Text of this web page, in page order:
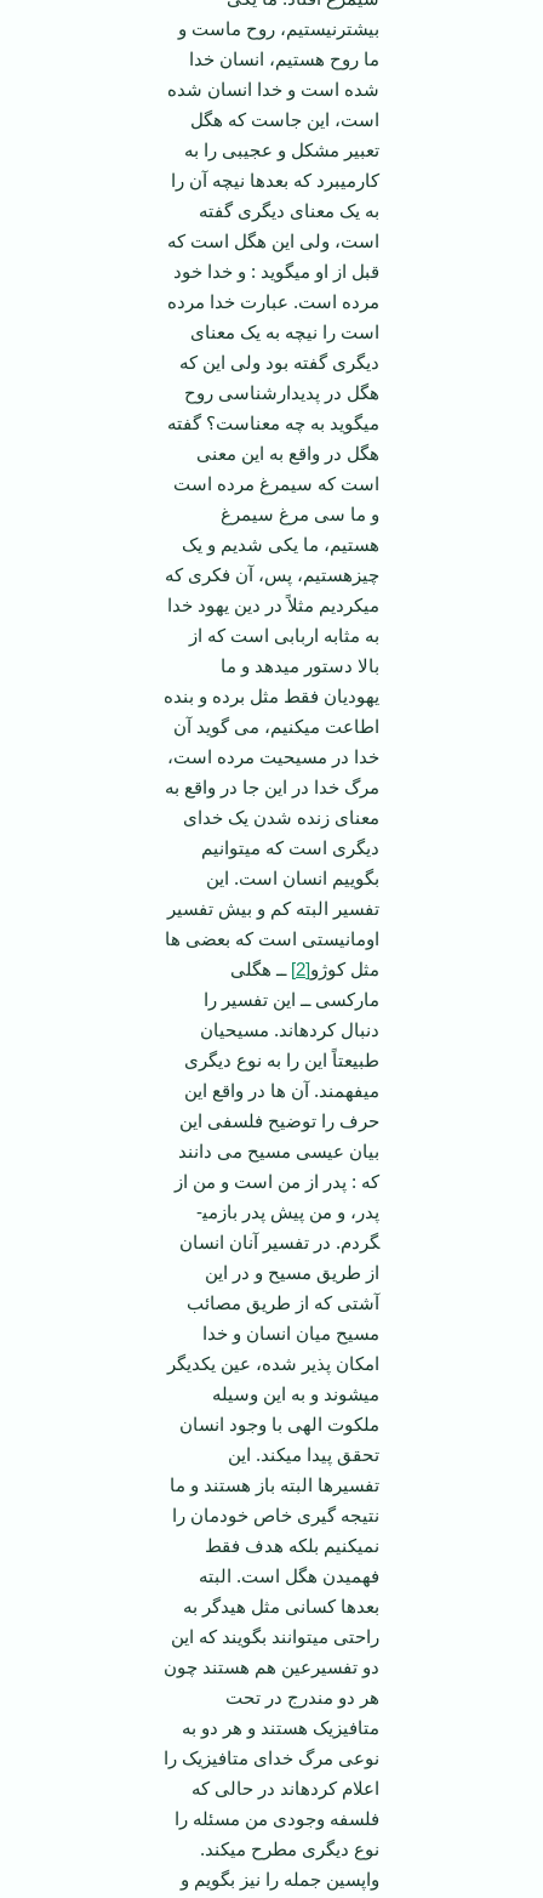
بیشترنیستیم، روح ماست و
ما روح هستیم، انسان خدا
شده است و خدا انسان شده
است، این جاست که هگل
تعبیر مشکل و عجیبی را به
کارمی­برد که بعدها نیچه آن را
به یک معنای دیگری گفته
است، ولی این هگل است که
قبل از او می­گوید : و خدا خود
مرده است. عبارت خدا مرده
است را نیچه به یک معنای
دیگری گفته بود ولی این که
هگل در پدیدارشناسی روح
می­گوید به چه معناست؟ گفته
هگل در واقع به این معنی
است که سیمرغ مرده است
و ما سی مرغ سیمرغ
هستیم، ما یکی شدیم و یک
چیزهستیم، پس، آن فکری که
می­کردیم مثلاً در دین یهود خدا
به مثابه اربابی است که از
بالا دستور می­دهد و ما
یهودیان فقط مثل برده و بنده
اطاعت می­کنیم، می گوید آن
خدا در مسیحیت مرده است،
مرگ خدا در این جا در واقع به
معنای زنده شدن یک خدای
دیگری است که می­توانیم
بگوییم انسان است. این
تفسیر البته کم و بیش تفسیر
اومانیستی است که بعضی ها
مثل کوژو[2]
ــ هگلی
مارکسی ــ این تفسیر را
دنبال کرده­اند. مسیحیان
طبیعتاً این را به نوع دیگری
می­فهمند. آن ها در واقع این
حرف را توضیح فلسفی این
بیان عیسی مسیح می دانند
که : پدر از من است و من از
پدر، و من پیش پدر بازمی­
گردم. در تفسیر آنان انسان
از طریق مسیح و در این
آشتی که از طریق مصائب
مسیح میان انسان و خدا
امکان پذیر شده، عین یکدیگر
می­شوند و به این وسیله
ملکوت الهی با وجود انسان
تحقق پیدا می­کند. این
تفسیرها البته باز هستند و ما
نتیجه گیری خاص خودمان را
نمی­کنیم بلکه هدف فقط
فهمیدن هگل است. البته
بعدها کسانی مثل هیدگر به
راحتی می­توانند بگویند که این
دو تفسیرعین هم هستند چون
هر دو مندرج در تحت
متافیزیک هستند و هر دو به
نوعی مرگ خدای متافیزیک را
اعلام کرده­اند در حالی که
فلسفه وجودی من مسئله را
نوع دیگری مطرح می­کند.
واپسین جمله را نیز بگویم و